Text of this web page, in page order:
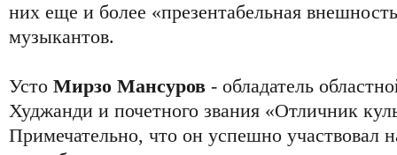
них еще и более «презентабельная
музыкантов.
Усто Мирзо Мансуров - обладатель
Худжанди и почетного звания «Отличник
Примечательно, что он успешно участвовал